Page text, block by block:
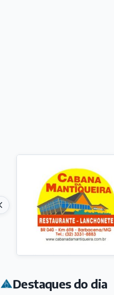
Destaques do dia
ESPORTE
Natural